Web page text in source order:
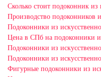
Сколько стоит подоконник из
Производство подоконников
Подоконники из
Цена в СПб на подоконники
Подоконники из
Подоконники из
Фигурные подоконники из